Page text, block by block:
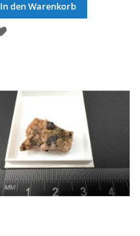
In den Warenkorb
ZUR